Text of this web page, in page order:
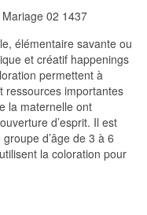
02 1437
élémentaire savante ou
et créatif happenings
permettent à
ressources importantes
la maternelle ont
d’esprit. Il est
d’âge de 3 à 6
la coloration pour